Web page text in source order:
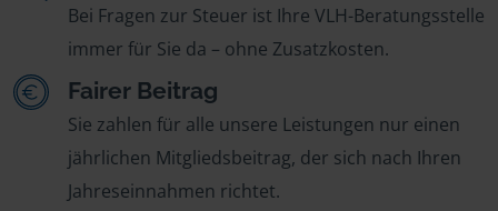
Bei Fragen zur Steuer ist Ihre VLH-Beratungsstelle
immer für Sie da – ohne Zusatzkosten.
Fairer Beitrag
Sie zahlen für alle unsere Leistungen nur einen
jährlichen Mitgliedsbeitrag, der sich nach Ihren
Jahreseinnahmen richtet.